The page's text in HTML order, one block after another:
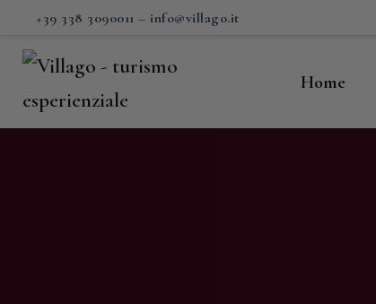
+39 338 3090011 – info@villago.it
Home